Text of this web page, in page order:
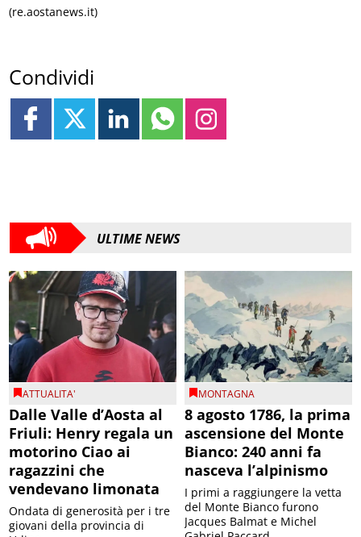
(re.aostanews.it)
Condividi
ULTIME NEWS
ATTUALITA'
Dalle Valle d’Aosta al
Friuli: Henry regala un
motorino Ciao ai
ragazzini che
vendevano limonata
Ondata di generosità per i tre
giovani della provincia di
MONTAGNA
8 agosto 1786, la prima
ascensione del Monte
Bianco: 240 anni fa
nasceva l’alpinismo
I primi a raggiungere la vetta
del Monte Bianco furono
Jacques Balmat e Michel